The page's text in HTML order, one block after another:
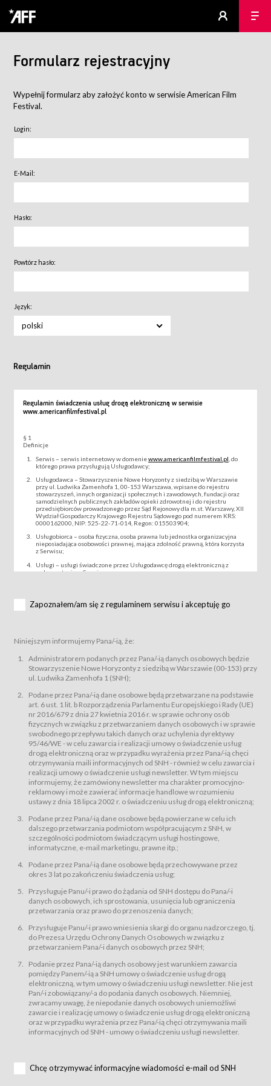
Formularz rejestracyjny
Wypełnij formularz aby założyć konto w serwisie American Film
Festival.
Login:
E-Mail:
Hasło:
Powtórz hasło:
Język:
polski
Regulamin
Regulamin świadczenia usług drogą elektroniczną w serwisie
www.americanfilmfestival.pl
§ 1
Definicje
Serwis – serwis internetowy w domeniewww.americanfilmfestival.pl , do
którego prawa przysługują Usługodawcy;
Usługodawca – Stowarzyszenie Nowe Horyzonty z siedzibą w Warszawie
przy ul. Ludwika Zamenhofa 1, 00-153 Warszawa, wpisane do rejestru
stowarzyszeń, innych organizacji społecznych i zawodowych, fundacji oraz
samodzielnych publicznych zakładów opieki zdrowotnej i do rejestru
przedsiębiorców prowadzonego przez Sąd Rejonowy dla m.st. Warszawy, XII
Wydział Gospodarczy Krajowego Rejestru Sądowego pod numerem KRS:
0000162000, NIP: 525-22-71-014, Regon: 015503904;
Usługobiorca – osoba fizyczna, osoba prawna lub jednostka organizacyjna
nieposiadająca osobowości prawnej, mająca zdolność prawną, która korzysta
z Serwisu;
Usługi – usługi świadczone przez Usługodawcę drogą elektroniczną z
wykorzystaniem Serwisu;
za pośrednictwem Serwisu;
podmiotom z branży mediów i filmowej (Akredytacje);
Bilety – wybrane dokumenty potwierdzające zawarcie umowy z
Usługodawcą i uprawniające do wzięcia udziału w Wydarzeniu,
przewidziane przez Usługodawcę dla danego Wydarzenia, tj. uprawniające
do uczestnictwa w wielu albo w pojedynczych seansach filmowych,
Sklep – sklep internetowy prowadzony przez Usługodawcę w Serwisie;
Regulamin – niniejszy regulamin.
§ 2
Postanowienia ogólne
Regulamin określa zasady:
świadczenia Usługobiorcom Usług przez Usługodawcę, z
zastrzeżeniem usług, o których mowa w ust. 2 pkt. 4 i 5 poniżej, których
zasady świadczenia precyzują odrębne regulaminy,
przetwarzania przez Usługodawcę danych osobowych Usługobiorców
będących osobami fizycznymi.
świadczy Usługi drogą elektroniczną w rozumieniu ustawy z dnia 18 lipca
2002 r. o świadczeniu usług drogą elektroniczną (Dz.U. z 2002 r., Nr 144, poz.
1204, z późń. zm.). Usługi świadczone są nieodpłatnie.
usługę przeglądania i odczytywania przez Usługobiorców materiałów
zamieszczanych w Serwisie,
usługę utrzymywania konta użytkownika w Serwisie,
usługę newsletter,
usługę zawierania na odległość umów nabycia Karnetów i Biletów,
usługę zawierania na odległość umów sprzedaży w Sklepie.
dnia 18 lipca 2002 r. o świadczeniu usług drogą elektroniczną (Dz.U. z 2002
r., Nr 144, poz. 1204, z późń. zm.). Usługi świadczone są nieodpłatnie.
Na zasadach określonych w Regulaminie dostęp do Serwisu jest otwarty dla
Usługobiorca przed rozpoczęciem korzystania z Serwisu jest zobowiązany
zapoznać się z Regulaminem. Założenie konta w Serwisie oraz zamówienie
usługi newsletter za pośrednictwem przeznaczonego do tego formularza
zamieszczonego na stronach Serwisu dostępnych dla wszystkich
Usługobiorców wymaga akceptacji postanowień Regulaminu.
Usługobiorca zobowiązany jest do przestrzegania postanowień Regulaminu
od chwili rozpoczęcia korzystania z Serwisu.
Regulamin jest udostępniony Usługobiorcom nieodpłatnie za
Warunki techniczne korzystania z Usług
Zapoznałem/am się z regulaminem serwisu i akceptuję go
Niniejszym informujemy Pana/-ią, że:
Administratorem podanych przez Pana/-ią danych osobowych będzie
Stowarzyszenie Nowe Horyzonty z siedzibą w Warszawie (00-153) przy
ul. Ludwika Zamenhofa 1 (SNH);
Podane przez Pana/-ią dane osobowe będą przetwarzane na podstawie
art. 6 ust. 1 lit. b Rozporządzenia Parlamentu Europejskiego i Rady (UE)
nr 2016/679 z dnia 27 kwietnia 2016 r. w sprawie ochrony osób
fizycznych w związku z przetwarzaniem danych osobowych i w sprawie
swobodnego przepływu takich danych oraz uchylenia dyrektywy
95/46/WE - w celu zawarcia i realizacji umowy o świadczenie usług
drogą elektroniczną oraz w przypadku wyrażenia przez Pana/-ią chęci
otrzymywania maili informacyjnych od SNH - również w celu zawarcia i
realizacji umowy o świadczenie usługi newsletter. W tym miejscu
informujemy, że zamówiony newsletter ma charakter promocyjno-
reklamowy i może zawierać informacje handlowe w rozumieniu
ustawy z dnia 18 lipca 2002 r. o świadczeniu usług drogą elektroniczną;
Podane przez Pana/-ią dane osobowe będą powierzane w celu ich
dalszego przetwarzania podmiotom współpracującym z SNH, w
szczególności podmiotom świadczącym usługi hostingowe,
informatyczne, e-mail marketingu, prawne itp.;
Podane przez Pana/-ią dane osobowe będą przechowywane przez
okres 3 lat po zakończeniu świadczenia usług;
Przysługuje Panu/-i prawo do żądania od SNH dostępu do Pana/-i
danych osobowych, ich sprostowania, usunięcia lub ograniczenia
przetwarzania oraz prawo do przenoszenia danych;
Przysługuje Panu/-i prawo wniesienia skargi do organu nadzorczego, tj.
do Prezesa Urzędu Ochrony Danych Osobowych w związku z
przetwarzaniem Pana/-i danych osobowych przez SNH;
Podanie przez Pana/-ią danych osobowy jest warunkiem zawarcia
pomiędzy Panem/-ią a SNH umowy o świadczenie usług drogą
elektroniczną, w tym umowy o świadczeniu usługi newsletter. Nie jest
Pan/-i zobowiązany/-a do podania danych osobowych. Niemniej,
zwracamy uwagę, że niepodanie danych osobowych uniemożliwi
zawarcie i realizację umowy o świadczenie usług drogą elektroniczną
oraz w przypadku wyrażenia przez Pana/-ią chęci otrzymywania maili
informacyjnych od SNH - umowy o świadczeniu usługi newsletter.
Chcę otrzymywać informacyjne wiadomości e-mail od SNH